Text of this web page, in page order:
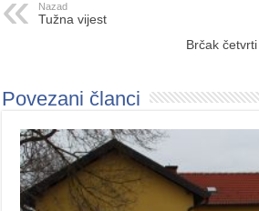
Nazad
Tužna vijest
Brčak
Povezani članci